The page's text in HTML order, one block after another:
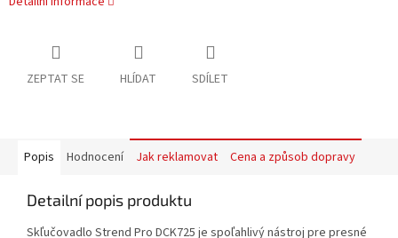
ZEPTAT SE HLÍDAT SDÍLET
Popis Hodnocení Jak reklamovat Cena a způsob dopravy
Detailní popis produktu
Skľučovadlo Strend Pro DCK725 je spoľahlivý nástroj pre presné